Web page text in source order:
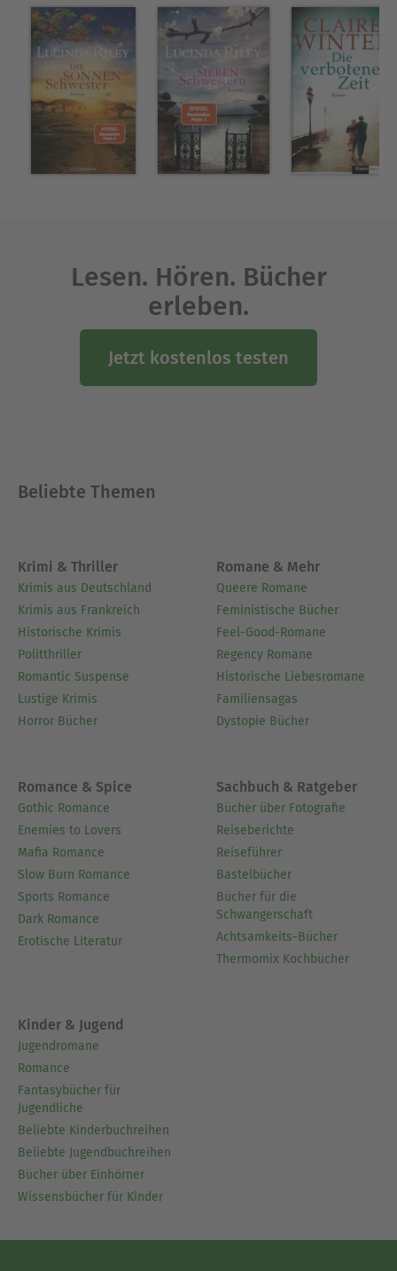
Lesen. Hören. Bücher
erleben.
Jetzt kostenlos testen
Beliebte Themen
Krimi & Thriller
Krimis aus Deutschland
Krimis aus Frankreich
Historische Krimis
Politthriller
Romantic Suspense
Lustige Krimis
Horror Bücher
Romane & Mehr
Queere Romane
Feministische Bücher
Feel-Good-Romane
Regency Romane
Historische Liebesromane
Familiensagas
Dystopie Bücher
Romance & Spice
Gothic Romance
Enemies to Lovers
Mafia Romance
Slow Burn Romance
Sports Romance
Dark Romance
Erotische Literatur
Sachbuch & Ratgeber
Bücher über Fotografie
Reiseberichte
Reiseführer
Bastelbücher
Bücher für die
Schwangerschaft
Achtsamkeits-Bücher
Thermomix Kochbücher
Kinder & Jugend
Jugendromane
Romance
Fantasybücher für
Jugendliche
Beliebte Kinderbuchreihen
Beliebte Jugendbuchreihen
Bücher über Einhörner
Wissensbücher für Kinder